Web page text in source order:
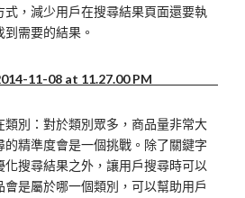
式，減少用戶在搜尋結果頁面還要執
需要的結果。
類別：對於類別眾多，商品量非常大
的精準度會是一個挑戰。除了關鍵字
化搜尋結果之外，讓用戶搜尋時可以
會是屬於哪一個類別，可以幫助用戶